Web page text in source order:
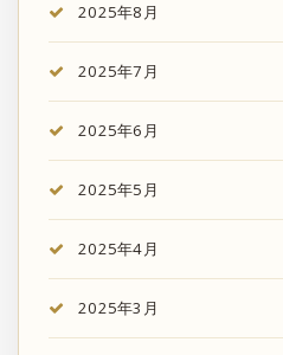
2025年8月
2025年7月
2025年6月
2025年5月
2025年4月
2025年3月